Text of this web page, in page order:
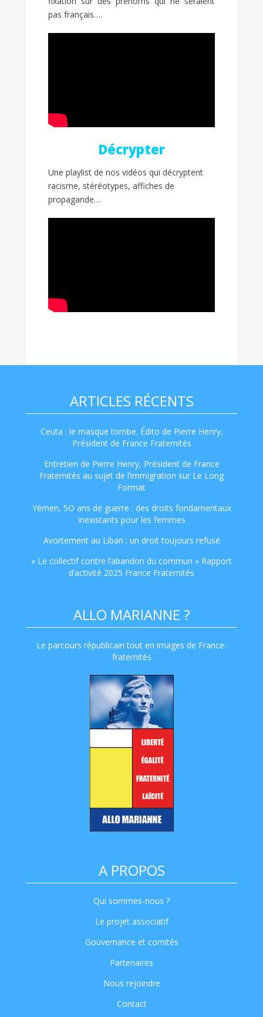
pas français….
Décrypter
Une playlist de nos vidéos qui décryptent
racisme, stéréotypes, affiches de
propagande…
ARTICLES RÉCENTS
Ceuta : le masque tombe. Édito de Pierre Henry,
Président de France Fraternités
Entretien de Pierre Henry, Président de France
Fraternités au sujet de l’immigration sur Le Long
Format
Yémen, 5O ans de guerre : des droits fondamentaux
inexistants pour les femmes
Avortement au Liban : un droit toujours refusé
« Le collectif contre l’abandon du commun » Rapport
d’activité 2025 France Fraternités
ALLO MARIANNE ?
Le parcours républicain tout en images de France-
fraternités
A PROPOS
Qui sommes-nous ?
Le projet associatif
Gouvernance et comités
Partenaires
Nous rejoindre
Contact